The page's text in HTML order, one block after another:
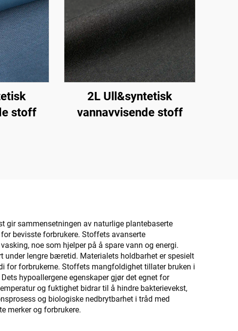
stoff
2L Ull&syntetisk
vannavvisende stoff
gir sammensetningen av naturlige plantebaserte
bevisste forbrukere. Stoffets avanserte
noe som hjelper på å spare vann og energi.
lengre bæretid. Materialets holdbarhet er spesielt
for forbrukerne. Stoffets mangfoldighet tillater bruken i
hypoallergene egenskaper gjør det egnet for
og fuktighet bidrar til å hindre bakterievekst,
og biologiske nedbrytbarhet i tråd med
merker og forbrukere.